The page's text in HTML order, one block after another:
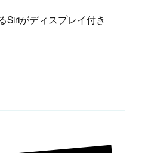
Siriがディスプレイ付き